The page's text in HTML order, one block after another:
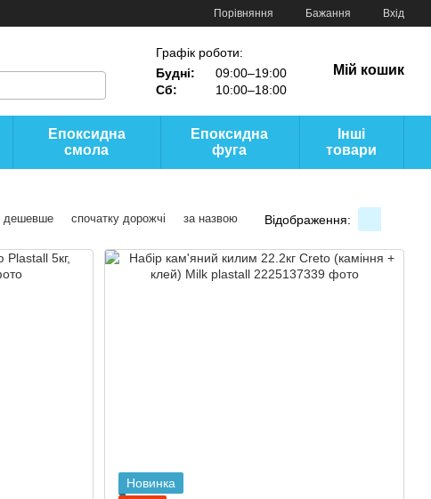
Порівняння Бажання Вхід
Графік роботи:
Будні:
09:00–19:00
Сб:
10:00–18:00
Мій кошик
Епоксидна
смола
Епоксидна
фуга
Інші
товари
дешевше спочатку дорожчі за назвою Відображення:
Новинка